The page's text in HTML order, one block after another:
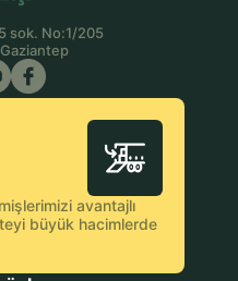
avantajlı
büyük hacimlerde
sok. No:1/205